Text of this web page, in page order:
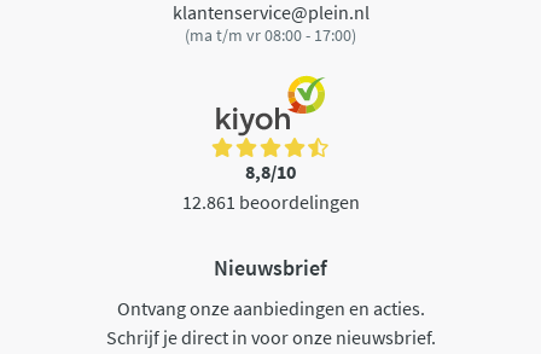
klantenservice@plein.nl
(ma t/m vr 08:00 - 17:00)
8,8/10
12.861 beoordelingen
Nieuwsbrief
Ontvang onze aanbiedingen en acties.
Schrijf je direct in voor onze nieuwsbrief.